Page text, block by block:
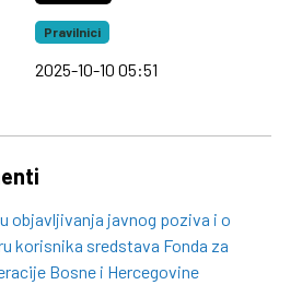
Pravilnici
2025-10-10 05:51
objavljivanja javnog poziva i o
korisnika sredstava Fonda za
Bosne i Hercegovine